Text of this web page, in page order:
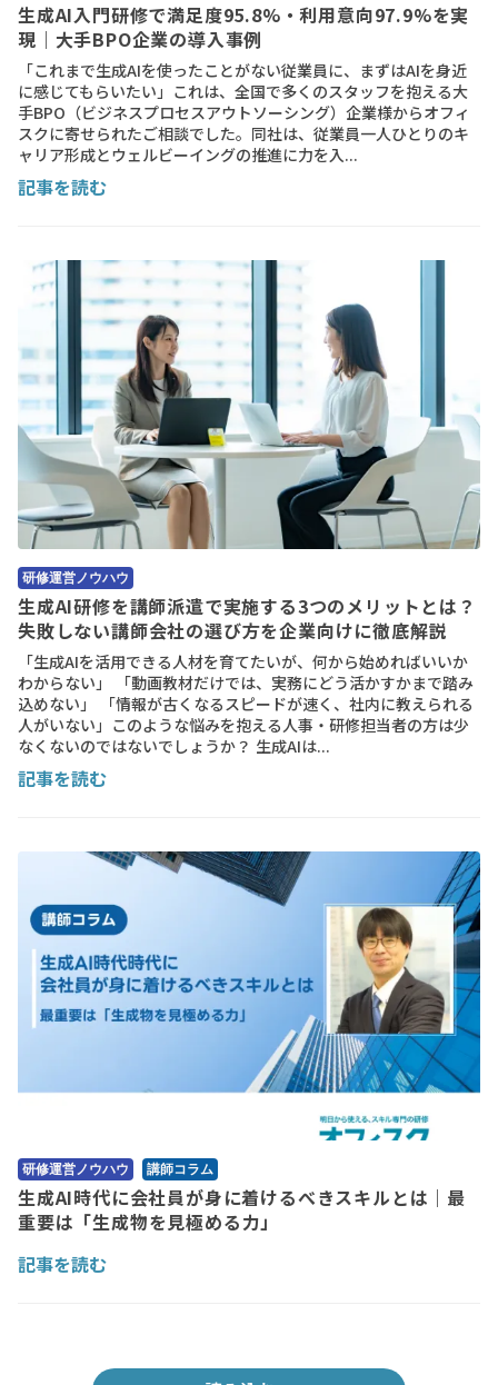
生成AI入門研修で満足度95.8%・利用意向97.9%を実
現｜大手BPO企業の導入事例
「これまで生成AIを使ったことがない従業員に、まずはAIを身近
に感じてもらいたい」これは、全国で多くのスタッフを抱える大
手BPO（ビジネスプロセスアウトソーシング）企業様からオフィ
スクに寄せられたご相談でした。同社は、従業員一人ひとりのキ
ャリア形成とウェルビーイングの推進に力を入...
記事を読む
研修運営ノウハウ
生成AI研修を講師派遣で実施する3つのメリットとは？
失敗しない講師会社の選び方を企業向けに徹底解説
「生成AIを活用できる人材を育てたいが、何から始めればいいか
わからない」 「動画教材だけでは、実務にどう活かすかまで踏み
込めない」 「情報が古くなるスピードが速く、社内に教えられる
人がいない」このような悩みを抱える人事・研修担当者の方は少
なくないのではないでしょうか？ 生成AIは...
記事を読む
研修運営ノウハウ 講師コラム
生成AI時代に会社員が身に着けるべきスキルとは｜最
重要は「生成物を見極める力」
記事を読む